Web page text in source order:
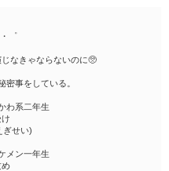
゜
なきゃならないのに🥺
事をしている。
わ系二年生
ぎせい)
メン一年生
め